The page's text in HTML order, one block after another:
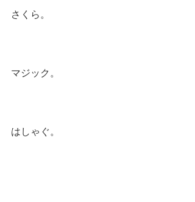
さくら。
マジック。
はしゃぐ。